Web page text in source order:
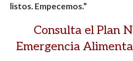
listos. Empecemos.”
Consulta el Plan
Emergencia